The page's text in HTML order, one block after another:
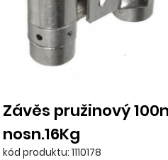
Závěs pružinový
nosn.16Kg
kód produktu: 1110178